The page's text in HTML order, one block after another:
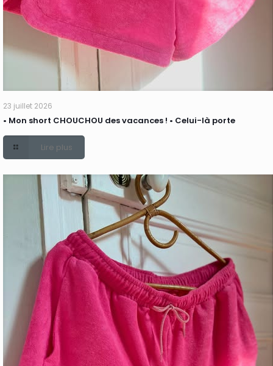
23 juillet 2026
• Mon short CHOUCHOU des vacances ! • Celui-là porte
Lire plus